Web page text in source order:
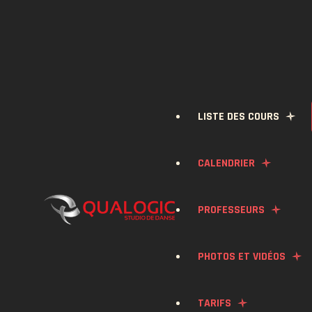
LISTE DES COURS
CALENDRIER
PROFESSEURS
PHOTOS ET VIDÉOS
TARIFS